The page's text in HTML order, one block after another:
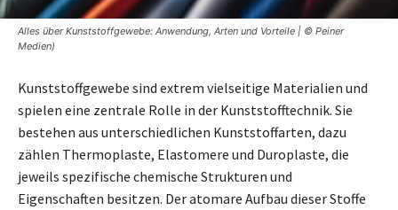
Alles über Kunststoffgewebe: Anwendung, Arten und Vorteile | © Peiner
Medien)
Kunststoffgewebe sind extrem vielseitige Materialien und
spielen eine zentrale Rolle in der Kunststofftechnik. Sie
bestehen aus unterschiedlichen Kunststoffarten, dazu
zählen Thermoplaste, Elastomere und Duroplaste, die
jeweils spezifische chemische Strukturen und
Eigenschaften besitzen. Der atomare Aufbau dieser Stoffe